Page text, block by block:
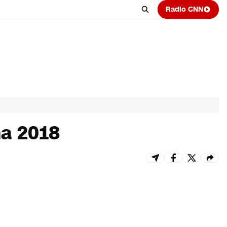
Radio CNN
2018